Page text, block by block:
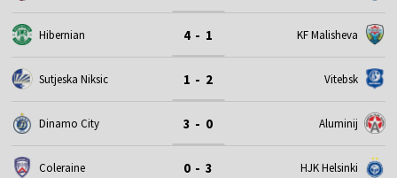
Hibernian 4 - 1 KF Malisheva
Sutjeska Niksic 1 - 2 Vitebsk
Dinamo City 3 - 0 Aluminij
Coleraine 0 - 3 HJK Helsinki